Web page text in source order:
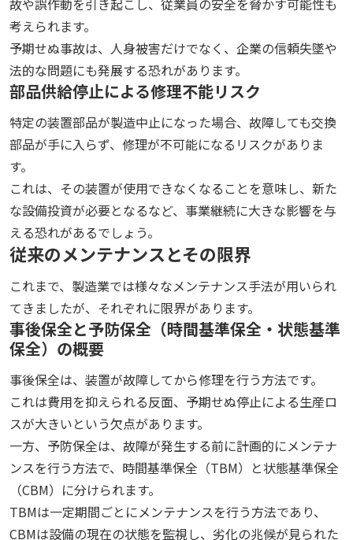
故や誤作動を引き起こし、従業員の安全を脅かす可能性も
考えられます。
予期せぬ事故は、人身被害だけでなく、企業の信頼失墜や
法的な問題にも発展する恐れがあります。
部品供給停止による修理不能リスク
特定の装置部品が製造中止になった場合、故障しても交換
部品が手に入らず、修理が不可能になるリスクがありま
す。
これは、その装置が使用できなくなることを意味し、新た
な設備投資が必要となるなど、事業継続に大きな影響を与
える恐れがあるでしょう。
従来のメンテナンスとその限界
これまで、製造業では様々なメンテナンス手法が用いられ
てきましたが、それぞれに限界があります。
事後保全と予防保全（時間基準保全・状態基準
保全）の概要
事後保全は、装置が故障してから修理を行う方法です。
これは費用を抑えられる反面、予期せぬ停止による生産ロ
スが大きいという欠点があります。
一方、予防保全は、故障が発生する前に計画的にメンテナ
ンスを行う方法で、時間基準保全（TBM）と状態基準保全
（CBM）に分けられます。
TBMは一定期間ごとにメンテナンスを行う方法であり、
CBMは設備の現在の状態を監視し、劣化の兆候が見られた